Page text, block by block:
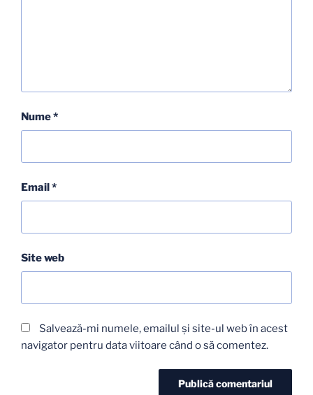
Nume*
Email*
Site web
Salvează-mi numele, emailul și site-ul web în acest
navigator pentru data viitoare când o să comentez.